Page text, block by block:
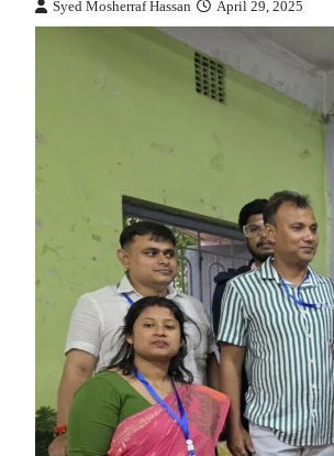
Syed Mosherraf Hassan April 29, 2025